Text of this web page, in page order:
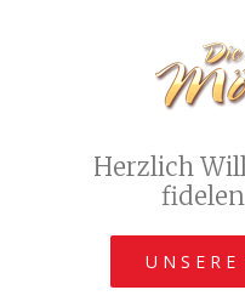
Herzlich